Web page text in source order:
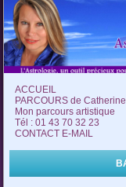
ACCUEIL
PARCOURS de
Mon parcours artistique
Tél : 01 43 70 32 23
CONTACT E-MAIL